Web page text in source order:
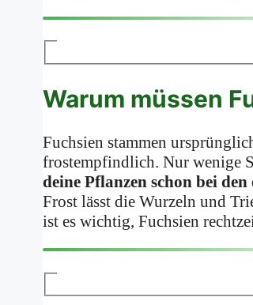
Warum müssen
Fuchsien stammen
frostempfindlich. Nur wenige
deine Pflanzen schon bei
Frost lässt die Wurzeln und
ist es wichtig, Fuchsien